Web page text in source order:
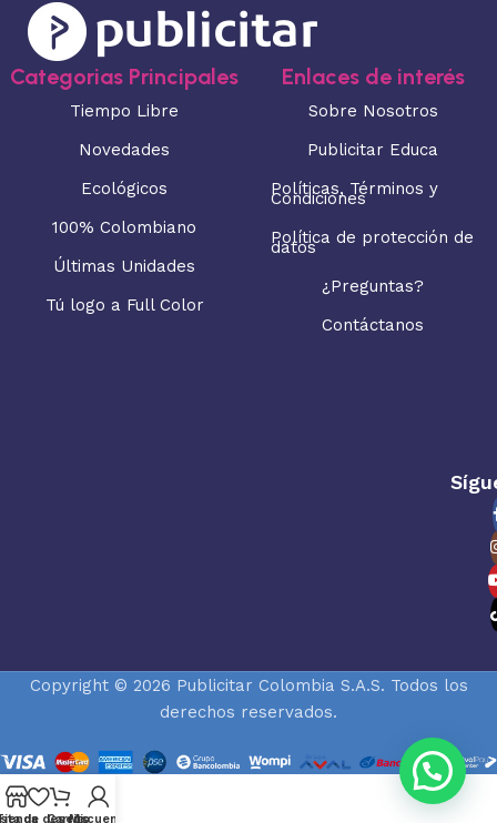
Categorias Principales
Tiempo Libre
Novedades
Ecológicos
100% Colombiano
Últimas Unidades
Tú logo a Full Color
Enlaces de interés
Sobre Nosotros
Publicitar Educa
Políticas, Términos y
Condiciones
Política de protección de
datos
¿Preguntas?
Contáctanos
Copyright © 2026 Publicitar Colombia S.A.S. Todos los
derechos reservados.
de deseos
CarritoMi cuenta